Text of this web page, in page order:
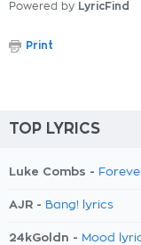
Powered by LyricFind
Print
TOP LYRICS
Luke Combs -
AJR - Bang! lyrics
24kGoldn - Mood